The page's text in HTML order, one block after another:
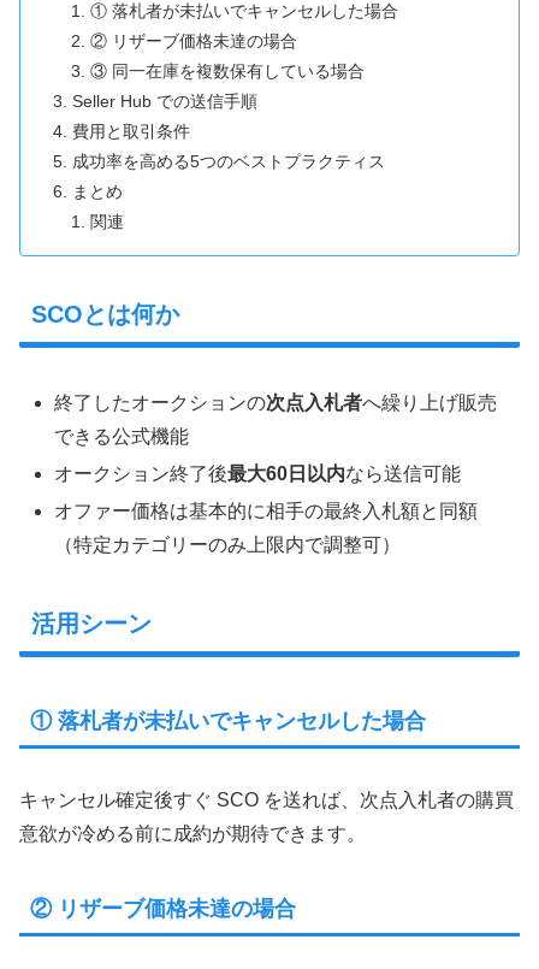
① 落札者が未払いでキャンセルした場合
② リザーブ価格未達の場合
③ 同一在庫を複数保有している場合
Seller Hub での送信手順
費用と取引条件
成功率を高める5つのベストプラクティス
まとめ
関連
SCOとは何か
終了したオークションの次点入札者へ繰り上げ販売
できる公式機能
オークション終了後最大60日以内なら送信可能
オファー価格は基本的に相手の最終入札額と同額
（特定カテゴリーのみ上限内で調整可）
活用シーン
① 落札者が未払いでキャンセルした場合
キャンセル確定後すぐ SCO を送れば、次点入札者の購買
意欲が冷める前に成約が期待できます。
② リザーブ価格未達の場合